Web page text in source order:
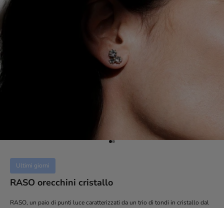
Vai all'articolo 1
Vai all'articolo 2
Ultimi giorni
RASO orecchini cristallo
RASO, un paio di punti luce caratterizzati da un trio di tondi in cristallo dal